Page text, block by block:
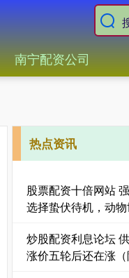
南宁配资公司
热点资讯
股票配资十倍网站
选择蛰伏待机，动
炒股配资利息论坛
涨价五轮后还在涨（